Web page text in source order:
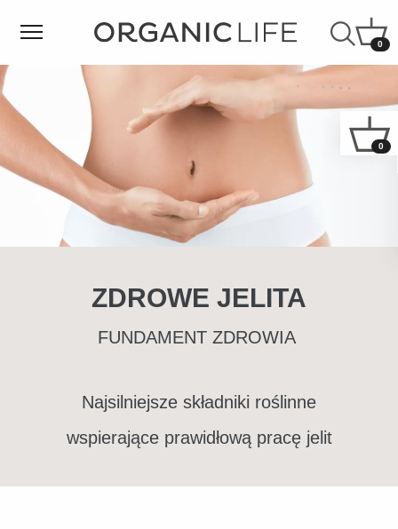
0
ZDROWE JELITA
FUNDAMENT ZDROWIA
Najsilniejsze składniki roślinne
wspierające prawidłową pracę jelit
0